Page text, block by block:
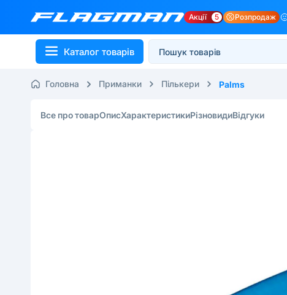
Акції 5 Розпродаж
Каталог товарів
Головна Приманки Пількери Palms
Все про товарОписХарактеристикиРізновидиВідгуки